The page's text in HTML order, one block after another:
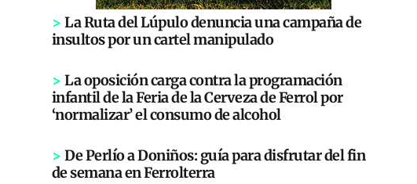
> La Ruta del Lúpulo denuncia una campaña de
insultos por un cartel manipulado
> La oposición carga contra la programación
infantil de la Feria de la Cerveza de Ferrol por
‘normalizar’ el consumo de alcohol
> De Perlío a Doniños: guía para disfrutar del fin
de semana en Ferrolterra